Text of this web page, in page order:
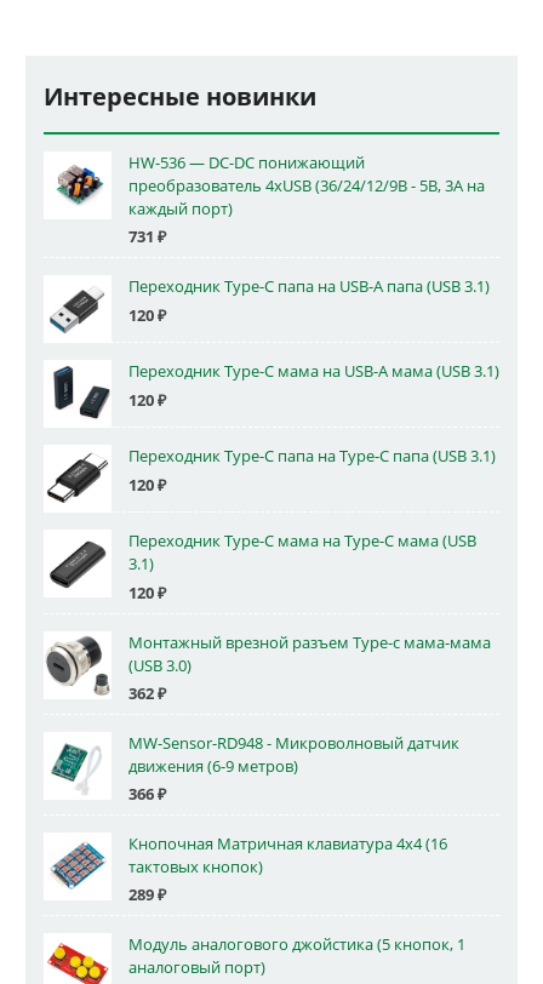
Интересные новинки
HW-536 — DC-DC понижающий
преобразователь 4xUSB (36/24/12/9В - 5В, 3А на
каждый порт)
731 ₽
Переходник Type-C папа на USB-A папа (USB 3.1)
120₽
Переходник Type-C мама на USB-A мама (USB 3.1)
120₽
Переходник Type-C папа на Type-C папа (USB 3.1)
120₽
Переходник Type-C мама на Type-C мама (USB
3.1)
120₽
Монтажный врезной разъем Type-c мама-мама
(USB 3.0)
362₽
MW-Sensor-RD948 - Микроволновый датчик
движения (6-9 метров)
366₽
Кнопочная Матричная клавиатура 4x4 (16
тактовых кнопок)
289₽
Модуль аналогового джойстика (5 кнопок, 1
аналоговый порт)